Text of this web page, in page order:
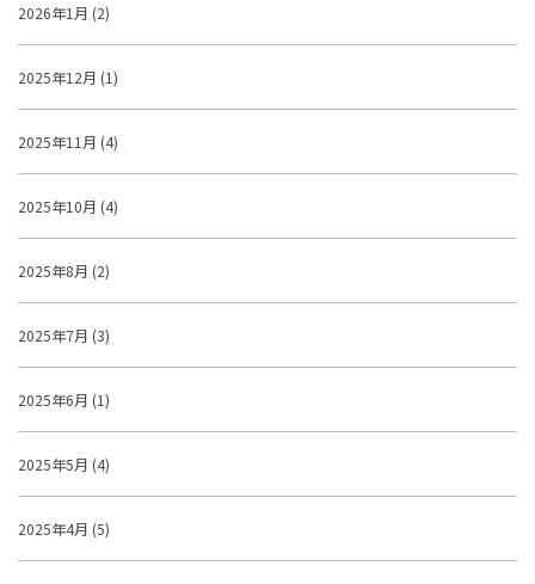
2026年1月 (2)
2025年12月 (1)
2025年11月 (4)
2025年10月 (4)
2025年8月 (2)
2025年7月 (3)
2025年6月 (1)
2025年5月 (4)
2025年4月 (5)